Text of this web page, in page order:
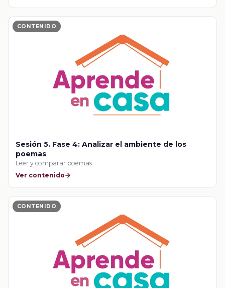
CONTENIDO
Sesión 5. Fase 4: Analizar el ambiente de los
poemas
Leer y comparar poemas
Ver contenido
CONTENIDO